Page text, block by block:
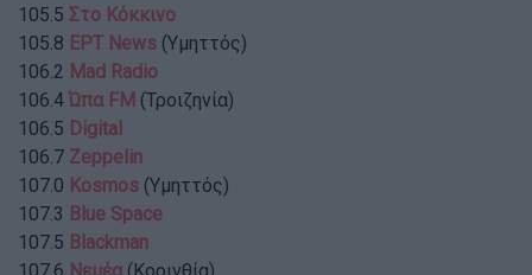
105.5 Στο Κόκκινο
105.8 ΕΡΤ News (Υμηττός)
106.2 Mad Radio
106.4 Ώπα FM (Τροιζηνία)
106.5 Digital
106.7 Zeppelin
107.0 Kosmos (Υμηττός)
107.3 Blue Space
107.5 Blackman